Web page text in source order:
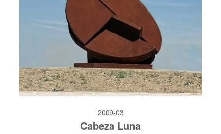
2009-03
Cabeza Luna